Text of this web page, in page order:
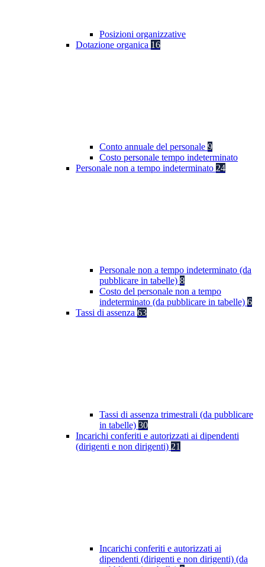
Posizioni organizzative
Dotazione organica 16
Conto annuale del personale 9
Costo personale tempo indeterminato
Personale non a tempo indeterminato 24
Personale non a tempo indeterminato (da
pubblicare in tabelle) 8
Costo del personale non a tempo
indeterminato (da pubblicare in tabelle) 6
Tassi di assenza 63
Tassi di assenza trimestrali (da pubblicare
in tabelle) 30
Incarichi conferiti e autorizzati ai dipendenti
(dirigenti e non dirigenti) 21
Incarichi conferiti e autorizzati ai
dipendenti (dirigenti e non dirigenti) (da